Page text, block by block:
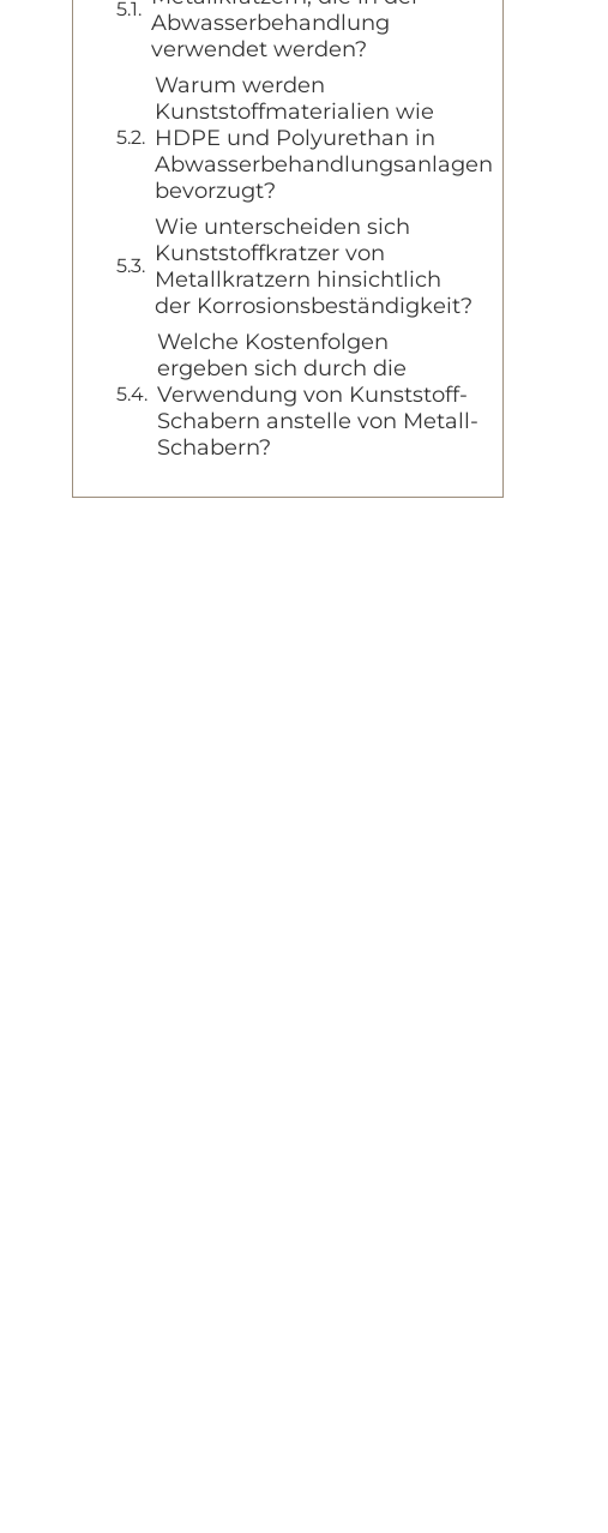
Abwasserbehandlung
verwendet werden?
Warum werden
Kunststoffmaterialien wie
HDPE und Polyurethan in
Abwasserbehandlungsanlagen
bevorzugt?
Wie unterscheiden sich
Kunststoffkratzer von
Metallkratzern hinsichtlich
der Korrosionsbeständigkeit?
Welche Kostenfolgen
ergeben sich durch die
Verwendung von Kunststoff-
Schabern anstelle von Metall-
Schabern?